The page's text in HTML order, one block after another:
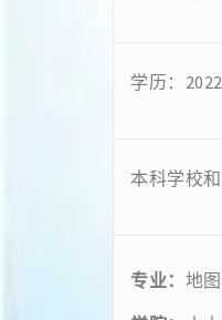
学历：
本科学校
专业： 地